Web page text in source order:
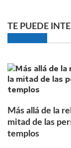
TE PUEDE
Más allá de la
mitad de las
templos